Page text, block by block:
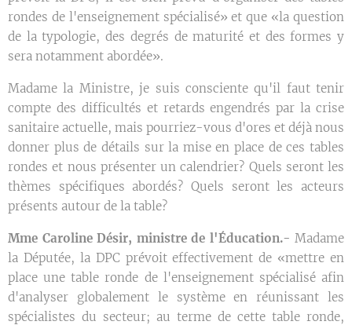
rondes de l'enseignement spécialisé» et que «la question
de la typologie, des degrés de maturité et des formes y
sera notamment abordée».
Madame la Ministre, je suis consciente qu'il faut tenir
compte des difficultés et retards engendrés par la crise
sanitaire actuelle, mais pourriez-vous d'ores et déjà nous
donner plus de détails sur la mise en place de ces tables
rondes et nous présenter un calendrier? Quels seront les
thèmes spécifiques abordés? Quels seront les acteurs
présents autour de la table?
Mme Caroline Désir, ministre de l'Éducation.- Madame
la Députée, la DPC prévoit effectivement de «mettre en
place une table ronde de l'enseignement spécialisé afin
d'analyser globalement le système en réunissant les
spécialistes du secteur; au terme de cette table ronde,